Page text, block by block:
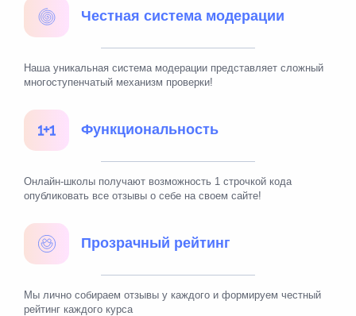
Честная система модерации
Наша уникальная система модерации представляет сложный
многоступенчатый механизм проверки!
Функциональность
Онлайн-школы получают возможность 1 строчкой кода
опубликовать все отзывы о себе на своем сайте!
Прозрачный рейтинг
Мы лично собираем отзывы у каждого и формируем честный
рейтинг каждого курса